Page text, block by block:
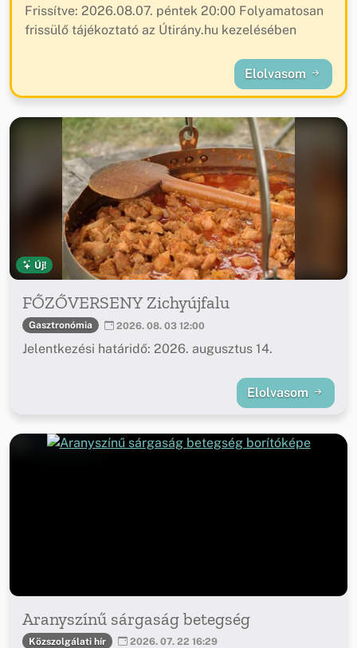
Frissítve: 2026.08.07. péntek 20:00 Folyamatosan
frissülő tájékoztató az Útirány.hu kezelésében
Elolvasom
Új!
FŐZŐVERSENY Zichyújfalu
Gasztronómia 2026. 08. 03 12:00
Jelentkezési határidő: 2026. augusztus 14.
Elolvasom
Aranyszínű sárgaság betegség
Közszolgálati hír 2026. 07. 22 16:29